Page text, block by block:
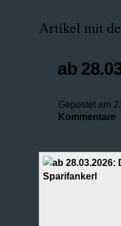
Artikel mit
ab
Gepostet am
Kommentare